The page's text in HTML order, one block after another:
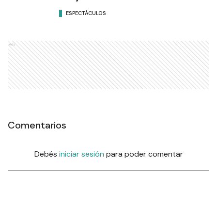
ESPECTÁCULOS
Ads
Comentarios
Debés iniciar sesión para poder comentar